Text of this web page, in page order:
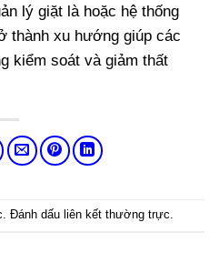
lý giặt là hoặc hệ thống
thành xu hướng giúp các
kiểm soát và giảm thất
. Đánh dấu liên kết thường trực.